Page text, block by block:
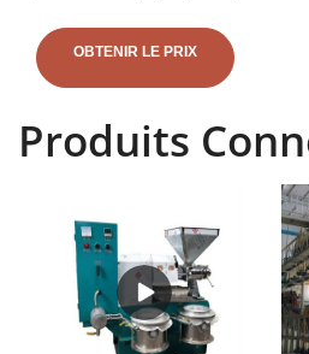
fabricants qualifiés de prix de presse à
chinoise. grossistes
OBTENIR LE PRIX
Produits